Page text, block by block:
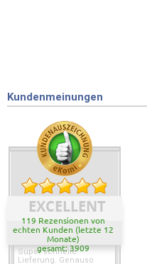
Kundenmeinungen
EXCELLENT
119 Rezensionen von
echten Kunden (letzte 12
Monate)
gesamt: 3909
Super schnelle
Lieferung. Genauso